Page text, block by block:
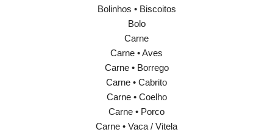
Bolinhos • Biscoitos
Bolo
Carne
Carne • Aves
Carne • Borrego
Carne • Cabrito
Carne • Coelho
Carne • Porco
Carne • Vaca / Vitela